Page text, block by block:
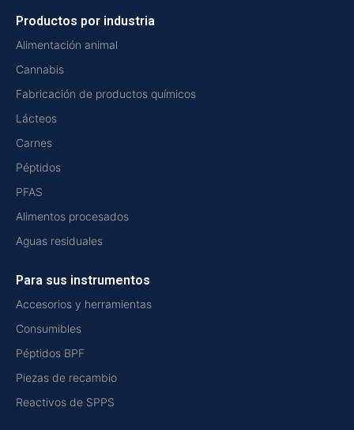
Productos por industria
Alimentación animal
Cannabis
Fabricación de productos químicos
Lácteos
Carnes
Péptidos
PFAS
Alimentos procesados
Aguas residuales
Para sus instrumentos
Accesorios y herramientas
Consumibles
Péptidos BPF
Piezas de recambio
Reactivos de SPPS